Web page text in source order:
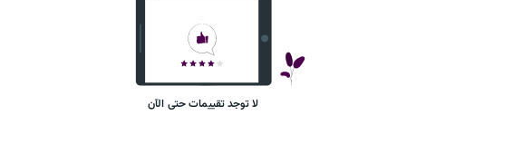
لا توجد تقييمات حتى الآن